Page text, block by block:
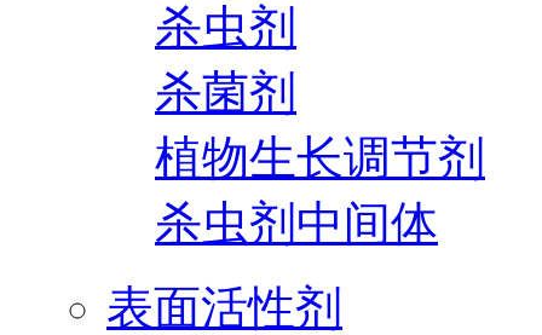
杀虫剂
杀菌剂
植物生长调节剂
杀虫剂中间体
表面活性剂